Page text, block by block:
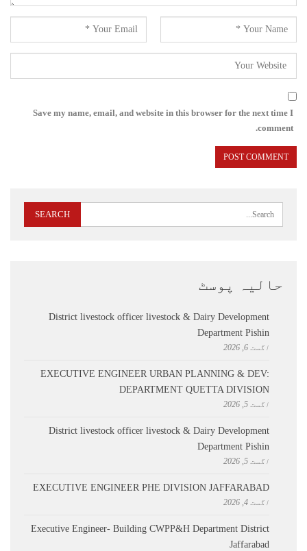
Save my name, email, and website in this browser for the next time I
comment.
حالیہ پوسٹ
District livestock officer livestock & Dairy Development
Department Pishin
اگست 6, 2026
EXECUTIVE ENGINEER URBAN PLANNING & DEV:
DEPARTMENT QUETTA DIVISION
اگست 5, 2026
District livestock officer livestock & Dairy Development
Department Pishin
اگست 5, 2026
EXECUTIVE ENGINEER PHE DIVISION JAFFARABAD
اگست 4, 2026
Executive Engineer- Building CWPP&H Department District
Jaffarabad